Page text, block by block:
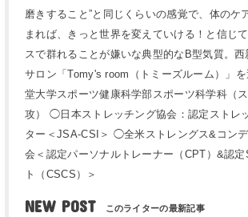
磨きすること”と同じくらいの感覚で、体のケ
まれば、きっと世界を変えていける！と信じ
スで群れることが嫌いな典型的なB型気質。西
サロン「Tomy's room（トミーズルーム）」
堂大学スポーツ健康科学部スポーツ科学科（
攻） ◯日本ストレッチング協会：認定ストレ
ター＜JSA-CSI＞ ◯全米ストレングス&コン
会＜認定パーソナルトレーナー（CPT）&認定
ト（CSCS）＞
NEW POST